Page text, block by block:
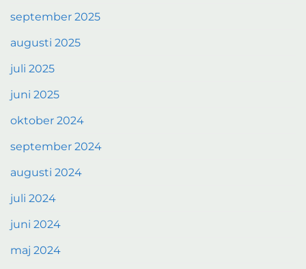
september 2025
augusti 2025
juli 2025
juni 2025
oktober 2024
september 2024
augusti 2024
juli 2024
juni 2024
maj 2024